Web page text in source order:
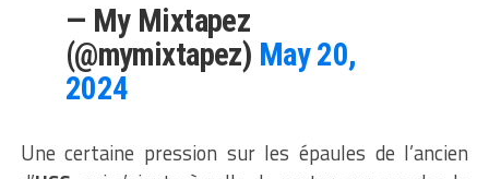
— My Mixtapez
(@mymixtapez) May 20,
2024
Une certaine pression sur les épaules de l’ancien